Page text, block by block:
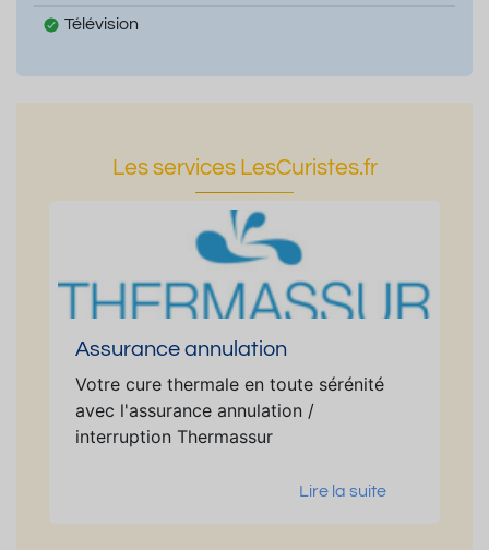
Télévision
Les services LesCuristes.fr
Assurance annulation
Votre cure thermale en toute sérénité
avec l'assurance annulation /
interruption Thermassur
Lire la suite